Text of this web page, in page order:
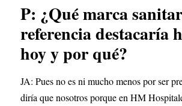
P: ¿Qué marca
referencia destacaría
hoy y por qué?
JA: Pues no es ni mucho menos por ser
diría que nosotros porque en HM